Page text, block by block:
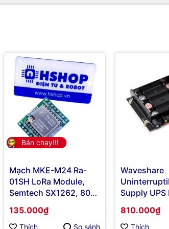
Bán chạy!!!
Mạch MKE-M24 Ra-
01SH LoRa Module,
Semtech SX1262, 803
135.000₫
Thích So sánh
Waveshare
Supply
Supports
battery,
810.000₫
Thích